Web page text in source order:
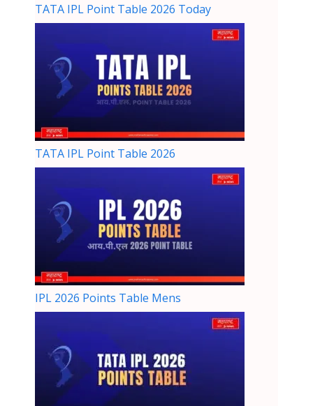
TATA IPL Point Table 2026 Today
TATA IPL Point Table 2026
IPL 2026 Points Table Mens